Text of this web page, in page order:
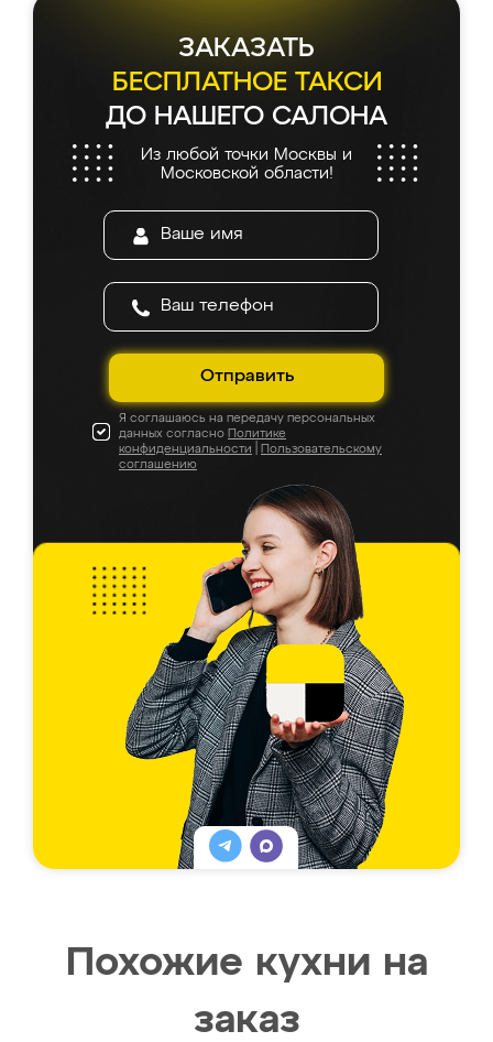
ЗАКАЗАТЬ
БЕСПЛАТНОЕ ТАКСИ
ДО НАШЕГО САЛОНА
Из любой точки Москвы и
Московской области!
Отправить
Я соглашаюсь на передачу персональных
данных согласно Политике
конфиденциальности
Пользовательскому
соглашению
Похожие кухни на
заказ